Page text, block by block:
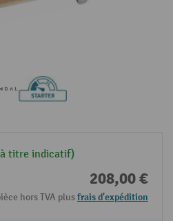
titre indicatif)
208,00 €
hors TVA plusfrais d'expédition